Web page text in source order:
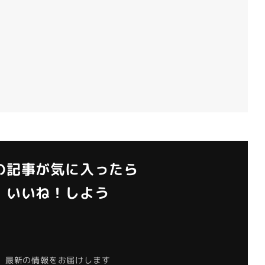
記事が気に入ったら
いいね！しよう
最新の情報をお届けします